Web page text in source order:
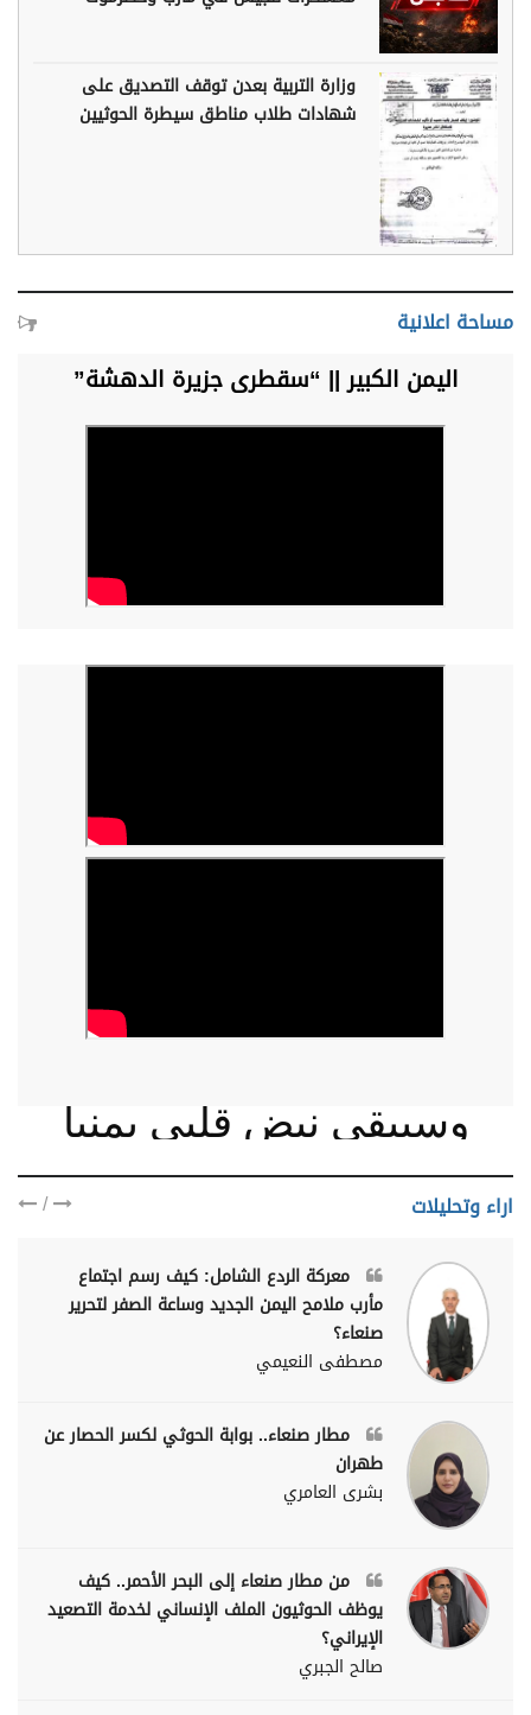
وزارة التربية بعدن توقف التصديق على
شهادات طلاب مناطق سيطرة الحوثيين
مساحة اعلانية
اليمن الكبير || “سقطرى جزيرة الدهشة”
وسيبقى نبض قلبي يمنيا
اراء وتحليلات /
معركة الردع الشامل: كيف رسم اجتماع
مأرب ملامح اليمن الجديد وساعة الصفر لتحرير
صنعاء؟
مصطفى النعيمي
مطار صنعاء.. بوابة الحوثي لكسر الحصار عن
طهران
بشرى العامري
من مطار صنعاء إلى البحر الأحمر.. كيف
يوظف الحوثيون الملف الإنساني لخدمة التصعيد
الإيراني؟
صالح الجبري